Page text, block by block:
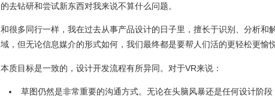
的去钻研和尝试新东西对我来说不算什么问题。
和很多同行一样，我在过去从事产品设计的日子里，擅长于识别、分析和
域，但无论信息媒介的形式如何，我们最终都是要帮人们活的更轻松更愉
本质目标是一致的，设计开发流程有所异同。对于VR来说：
草图仍然是非常重要的沟通方式。无论在头脑风暴还是任何设计阶